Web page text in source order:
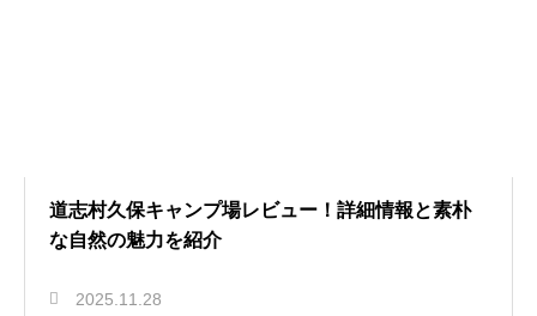
道志村久保キャンプ場レビュー！詳細情報と素朴
な自然の魅力を紹介
2025.11.28